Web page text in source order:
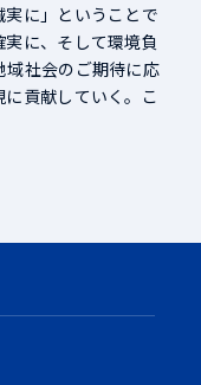
に」ということで
に、そして環境負
域社会のご期待に応
貢献していく。こ